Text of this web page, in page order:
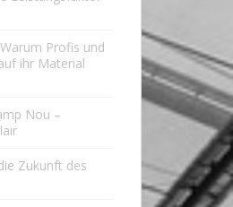
Profis und
ihr Material
Nou –
Zukunft des